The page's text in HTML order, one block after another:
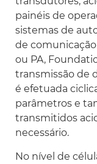
painéis de
sistemas de
de
ou PA,
transmissão de
é efetuada
parâmetros e
transmitidos
necessário.
No nível de